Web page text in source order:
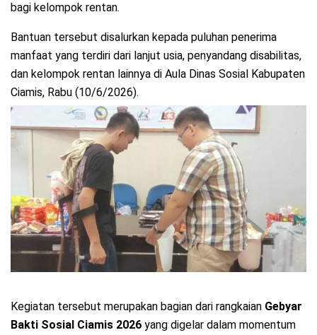
bagi kelompok rentan.
Bantuan tersebut disalurkan kepada puluhan penerima
manfaat yang terdiri dari lanjut usia, penyandang disabilitas,
dan kelompok rentan lainnya di Aula Dinas Sosial Kabupaten
Ciamis, Rabu (10/6/2026).
Kegiatan tersebut merupakan bagian dari rangkaian Gebyar
Bakti Sosial Ciamis 2026 yang digelar dalam momentum